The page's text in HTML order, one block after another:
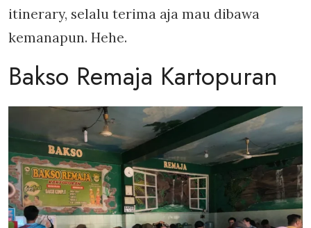
itinerary, selalu terima aja mau dibawa
kemanapun. Hehe.
Bakso Remaja Kartopuran